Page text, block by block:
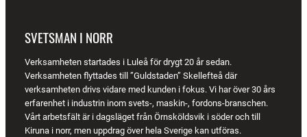
SVETSMAN I NORR
Verksamheten startades i Luleå för drygt 20 år sedan.
Verksamheten flyttades till ”Guldstaden” Skellefteå där
verksamheten drivs vidare med kunden i fokus. Vi har över 30 års
erfarenhet i industrin inom svets-, maskin-, fordons-branschen.
Vårt arbetsfält är i dagsläget från Örnsköldsvik i söder och till
Kiruna i norr, men uppdrag över hela Sverige kan utföras.